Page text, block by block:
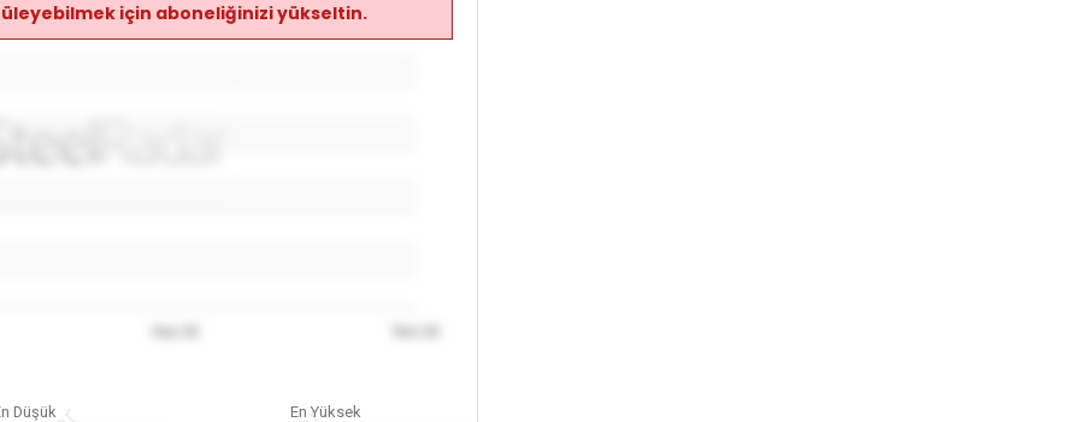
için aboneliğinizi yükseltin.
Düşük En Yüksek